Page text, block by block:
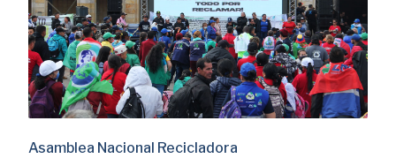
Asamblea Nacional Recicladora